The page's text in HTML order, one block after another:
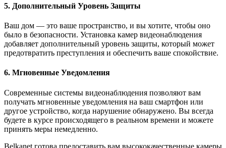
5. Дополнительный Уровень Защиты
Ваш дом — это ваше пространство, и вы хотите, чтобы оно
было в безопасности. Установка камер видеонаблюдения
добавляет дополнительный уровень защиты, который может
предотвратить преступления и обеспечить ваше спокойствие.
6. Мгновенные Уведомления
Современные системы видеонаблюдения позволяют вам
получать мгновенные уведомления на ваш смартфон или
другое устройство, когда нарушение обнаружено. Вы всегда
будете в курсе происходящего в реальном времени и можете
принять меры немедленно.
Belkanet готова предоставить вам высококачественные камеры